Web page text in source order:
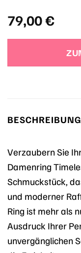
79,00€
BESCHREIBUNG
Verzaubern Sie
Damenring
Schmuckstück,
und moderner
Ring ist mehr als
Ausdruck Ihrer
unvergänglichen